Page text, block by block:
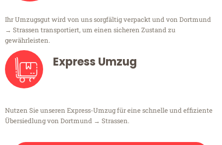
Ihr Umzugsgut wird von uns sorgfältig verpackt und von Dortmund
→ Strassen transportiert, um einen sicheren Zustand zu
gewährleisten.
Express Umzug
Nutzen Sie unseren Express-Umzug für eine schnelle und effiziente
Übersiedlung von Dortmund → Strassen.